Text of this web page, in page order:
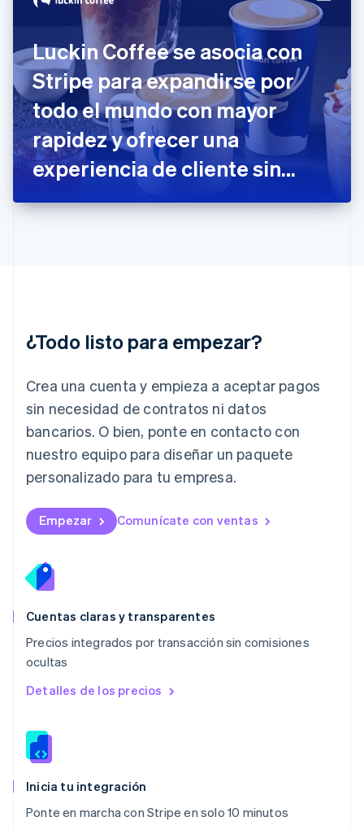
Luckin Coffee se asocia con
Stripe para expandirse por
todo el mundo con mayor
rapidez y ofrecer una
experiencia de cliente sin
inconvenientes
¿Todo listo para empezar?
Crea una cuenta y empieza a aceptar pagos
sin necesidad de contratos ni datos
bancarios. O bien, ponte en contacto con
nuestro equipo para diseñar un paquete
personalizado para tu empresa.
Empezar Comunícate con ventas
Cuentas claras y transparentes
Precios integrados por transacción sin comisiones
ocultas
Detalles de los precios
Inicia tu integración
Ponte en marcha con Stripe en solo 10 minutos
Estonia
English
Finlandia
English Svenska
Francia
FrançaisEnglish
Gibraltar
English
Grecia
English
Hungría
English
India
Letonia
English
Deutsch English
Lituania
English
Luxemburgo
FrançaisDeutsch English
English 简体中文
English
México
Noruega
English
English
NederlandsEnglish
Polonia
English
RAE de Hong Kong, China
Reino Unido
English
English